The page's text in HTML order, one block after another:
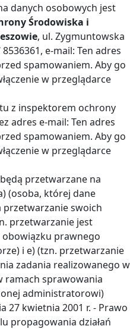
danych osobowych jest
Środowiska i
, ul. Zygmuntowska
e-mail: Ten adres
spamowaniem. Aby go
w przeglądarce
z inspektorem ochrony
adres e-mail: Ten adres
spamowaniem. Aby go
w przeglądarce
przetwarzane na
(osoba, której dane
przetwarzanie swoich
przetwarzanie jest
obowiązku prawnego
i e) (tzn. przetwarzanie
zadania realizowanego w
ramach sprawowania
administratorowi)
27 kwietnia 2001 r. - Prawo
propagowania działań